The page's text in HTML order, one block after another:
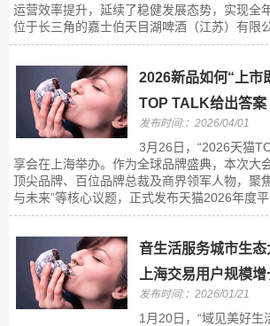
运营效率提升，延续了稳健发展态势，实现全
位于长三角的嘉士伯天目湖啤酒（江苏）有限
2026新品如何“上市
TOP TALK给出答案
发布时间:：2026/04/01
3月26日，“2026天猫
享会在上海举办。作为全球品牌盛典，本次大
顶尖品牌、百位品牌总裁及商界领军人物，聚
与未来”等核心议题，正式发布天猫2026年度平
音生活服务城市生态
上海交易用户规模
发布时间:：2026/01/21
1月20日，“域见美好生